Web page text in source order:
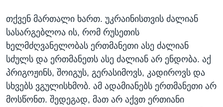
თქვენ მართალი ხართ. უკრაინისთვის ძალიან
სასარგებლოა ის, რომ რუსეთის
ხელმძღვანელობას ერთმანეთი ასე ძალიან
სძულს და ერთმანეთს ასე ძალიან არ ენდობა. აქ
პრიგოჟინს, შოიგუს, გერასიმოვს, კადიროვს და
სხვებს ვგულისხმობ. ამ ადამიანებს ერთმანეთი არ
მოსწონთ. შედეგად, მათ არ აქვთ ერთიანი